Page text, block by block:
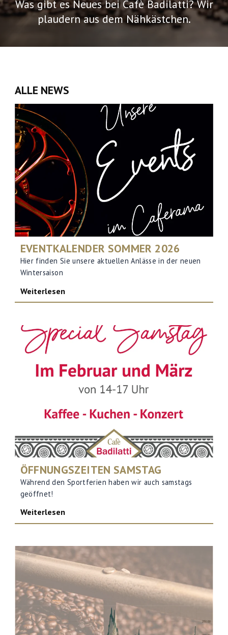
Was gibt es Neues bei Cafè Badilatti? Wir
plaudern aus dem Nähkästchen.
ALLE NEWS
EVENTKALENDER SOMMER 2026
Hier finden Sie unsere aktuellen Anlässe in der neuen
Wintersaison
Weiterlesen
ÖFFNUNGSZEITEN SAMSTAG
Während den Sportferien haben wir auch samstags
geöffnet!
Weiterlesen